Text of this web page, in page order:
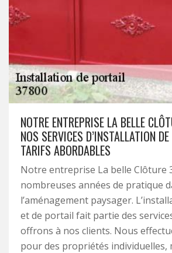
NOTRE ENTREPRISE LA BELLE
NOS SERVICES D’INSTALLATION
TARIFS ABORDABLES
Notre entreprise La belle Clôture
nombreuses années de pratique
l’aménagement paysager.
et de portail fait partie des
offrons à nos clients. Nous
pour des propriétés individuelles,